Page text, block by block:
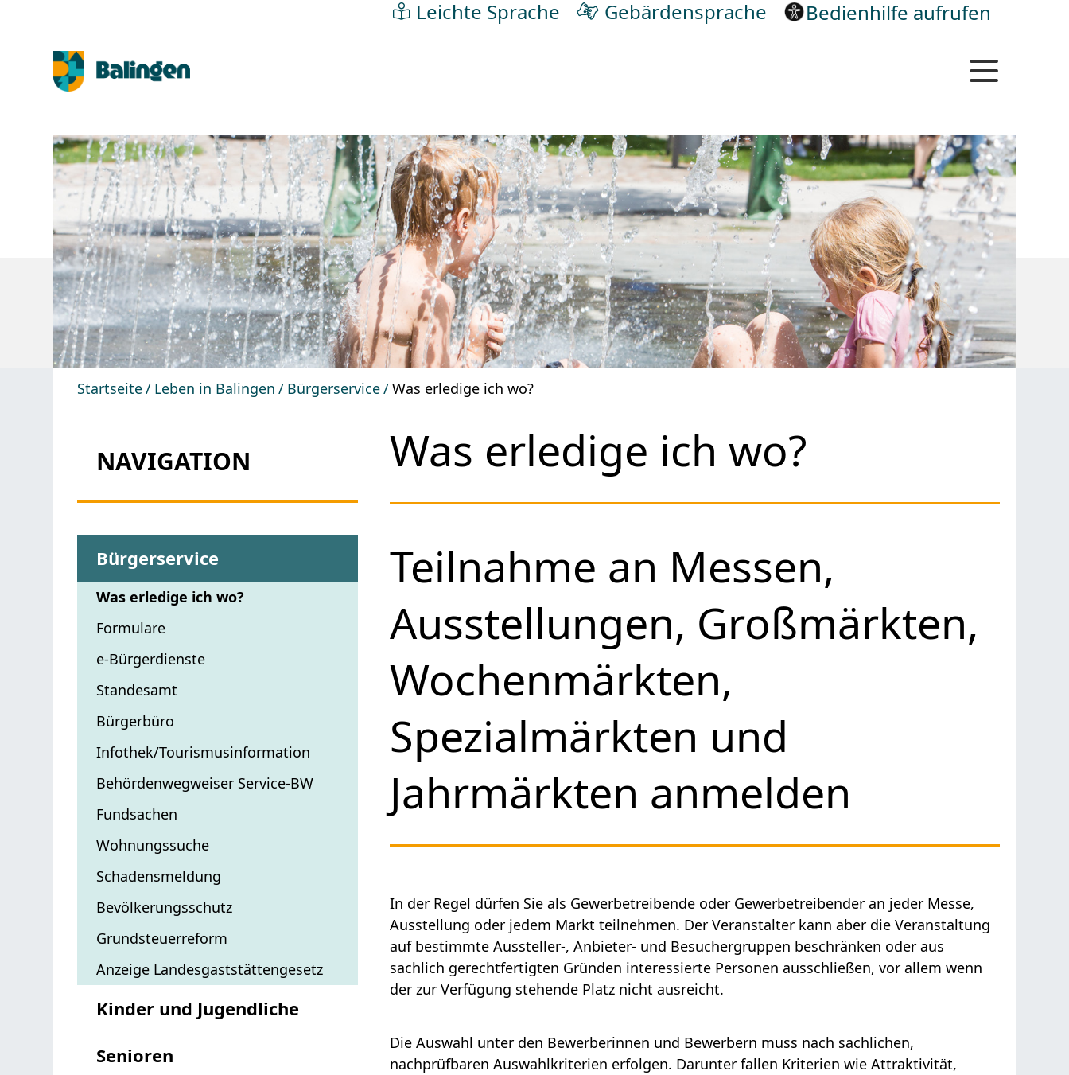
Leichte Sprache Gebärdensprache Bedienhilfe aufrufen
Startseite Leben in Balingen Bürgerservice Was erledige ich wo?
NAVIGATION
Bürgerservice
Was erledige ich wo?
Formulare
e-Bürgerdienste
Standesamt
Bürgerbüro
Infothek/Tourismusinformation
Behördenwegweiser Service-BW
Fundsachen
Wohnungssuche
Schadensmeldung
Bevölkerungsschutz
Grundsteuerreform
Anzeige Landesgaststättengesetz
Kinder und Jugendliche
Senioren
Was erledige ich wo?
Teilnahme an Messen,
Ausstellungen, Großmärkten,
Wochenmärkten,
Spezialmärkten und
Jahrmärkten anmelden
In der Regel dürfen Sie als Gewerbetreibende oder Gewerbetreibender an jeder Messe,
Ausstellung oder jedem Markt teilnehmen. Der Veranstalter kann aber die Veranstaltung
auf bestimmte Aussteller-, Anbieter- und Besuchergruppen beschränken oder aus
sachlich gerechtfertigten Gründen interessierte Personen ausschließen, vor allem wenn
der zur Verfügung stehende Platz nicht ausreicht.
Die Auswahl unter den Bewerberinnen und Bewerbern muss nach sachlichen,
nachprüfbaren Auswahlkriterien erfolgen. Darunter fallen Kriterien wie Attraktivität,